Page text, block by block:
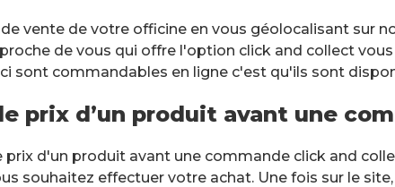
vente de votre officine en vous géolocalisant sur
de vous qui offre l'option click and collect
sont commandables en ligne c'est qu'ils sont
prix d’un produit avant une
prix d'un produit avant une commande click and
souhaitez effectuer votre achat. Une fois sur le